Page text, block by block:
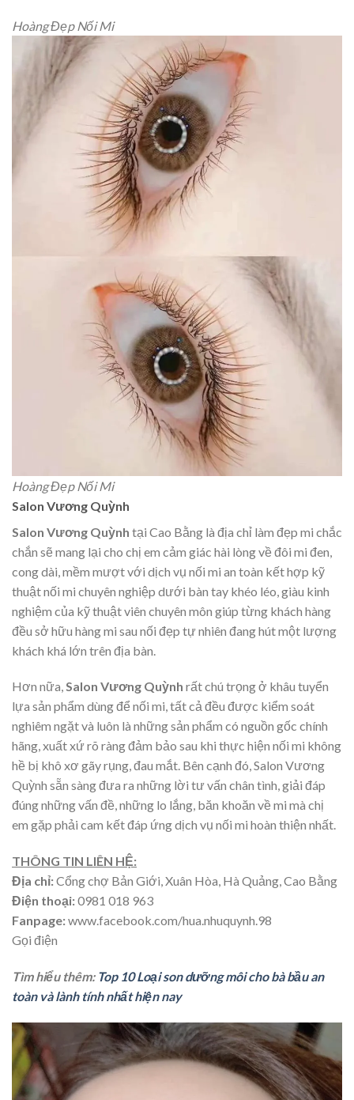
Hoàng Đẹp Nối Mi
Hoàng Đẹp Nối Mi
Salon Vương Quỳnh
Salon Vương Quỳnh tại Cao Bằng là địa chỉ làm đẹp mi chắc
chắn sẽ mang lại cho chị em cảm giác hài lòng về đôi mi đen,
cong dài, mềm mượt với dịch vụ nối mi an toàn kết hợp kỹ
thuật nối mi chuyên nghiệp dưới bàn tay khéo léo, giàu kinh
nghiệm của kỹ thuật viên chuyên môn giúp từng khách hàng
đều sở hữu hàng mi sau nối đẹp tự nhiên đang hút một lượng
khách khá lớn trên địa bàn.
Hơn nữa,Salon Vương Quỳnh rất chú trọng ở khâu tuyển
lựa sản phẩm dùng để nối mi, tất cả đều được kiểm soát
nghiêm ngặt và luôn là những sản phẩm có nguồn gốc chính
hãng, xuất xứ rõ ràng đảm bảo sau khi thực hiện nối mi không
hề bị khô xơ gãy rụng, đau mắt. Bên cạnh đó,Salon Vương
Quỳnh sẵn sàng đưa ra những lời tư vấn chân tình, giải đáp
đúng những vấn đề, những lo lắng, băn khoăn về mi mà chị
em gặp phải cam kết đáp ứng dịch vụ nối mi hoàn thiện nhất.
THÔNG TIN LIÊN HỆ:
Địa chỉ:Cổng chợ Bản Giới, Xuân Hòa, Hà Quảng, Cao Bằng
Điện thoại:0981 018 963
Fanpage:www.facebook.com/hua.nhuquynh.98
Gọi điện
Tìm hiểu thêm: Top 10 Loại son dưỡng môi cho bà bầu an
toàn và lành tính nhất hiện nay